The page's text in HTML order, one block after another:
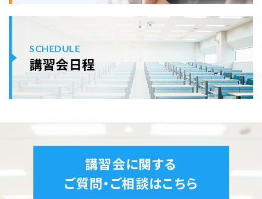
SCHEDULE
講習会日程
講習会に関する
ご質問・ご相談はこちら